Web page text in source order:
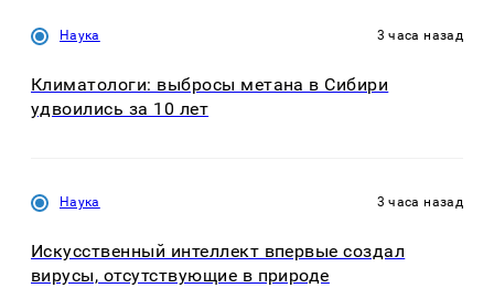
Наука 3 часа назад
Климатологи: выбросы метана в Сибири
удвоились за 10 лет
Наука 3 часа назад
Искусственный интеллект впервые создал
вирусы, отсутствующие в природе